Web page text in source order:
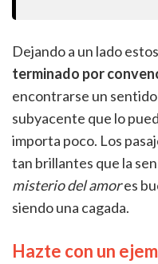
Dejando a un lado
terminado por
encontrarse un
subyacente que lo
importa poco. Los
tan brillantes que la
misterio del amores
siendo una cagada.
Hazte con un